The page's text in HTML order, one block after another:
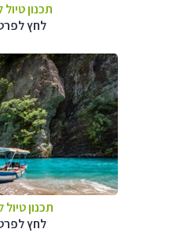
תכנון
לחץ
תכנון
לחץ